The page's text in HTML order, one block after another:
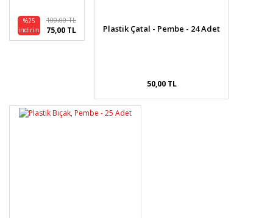
%25
indirim
100,00 TL
75,00 TL Plastik Çatal - Pembe - 24 Adet
50,00 TL